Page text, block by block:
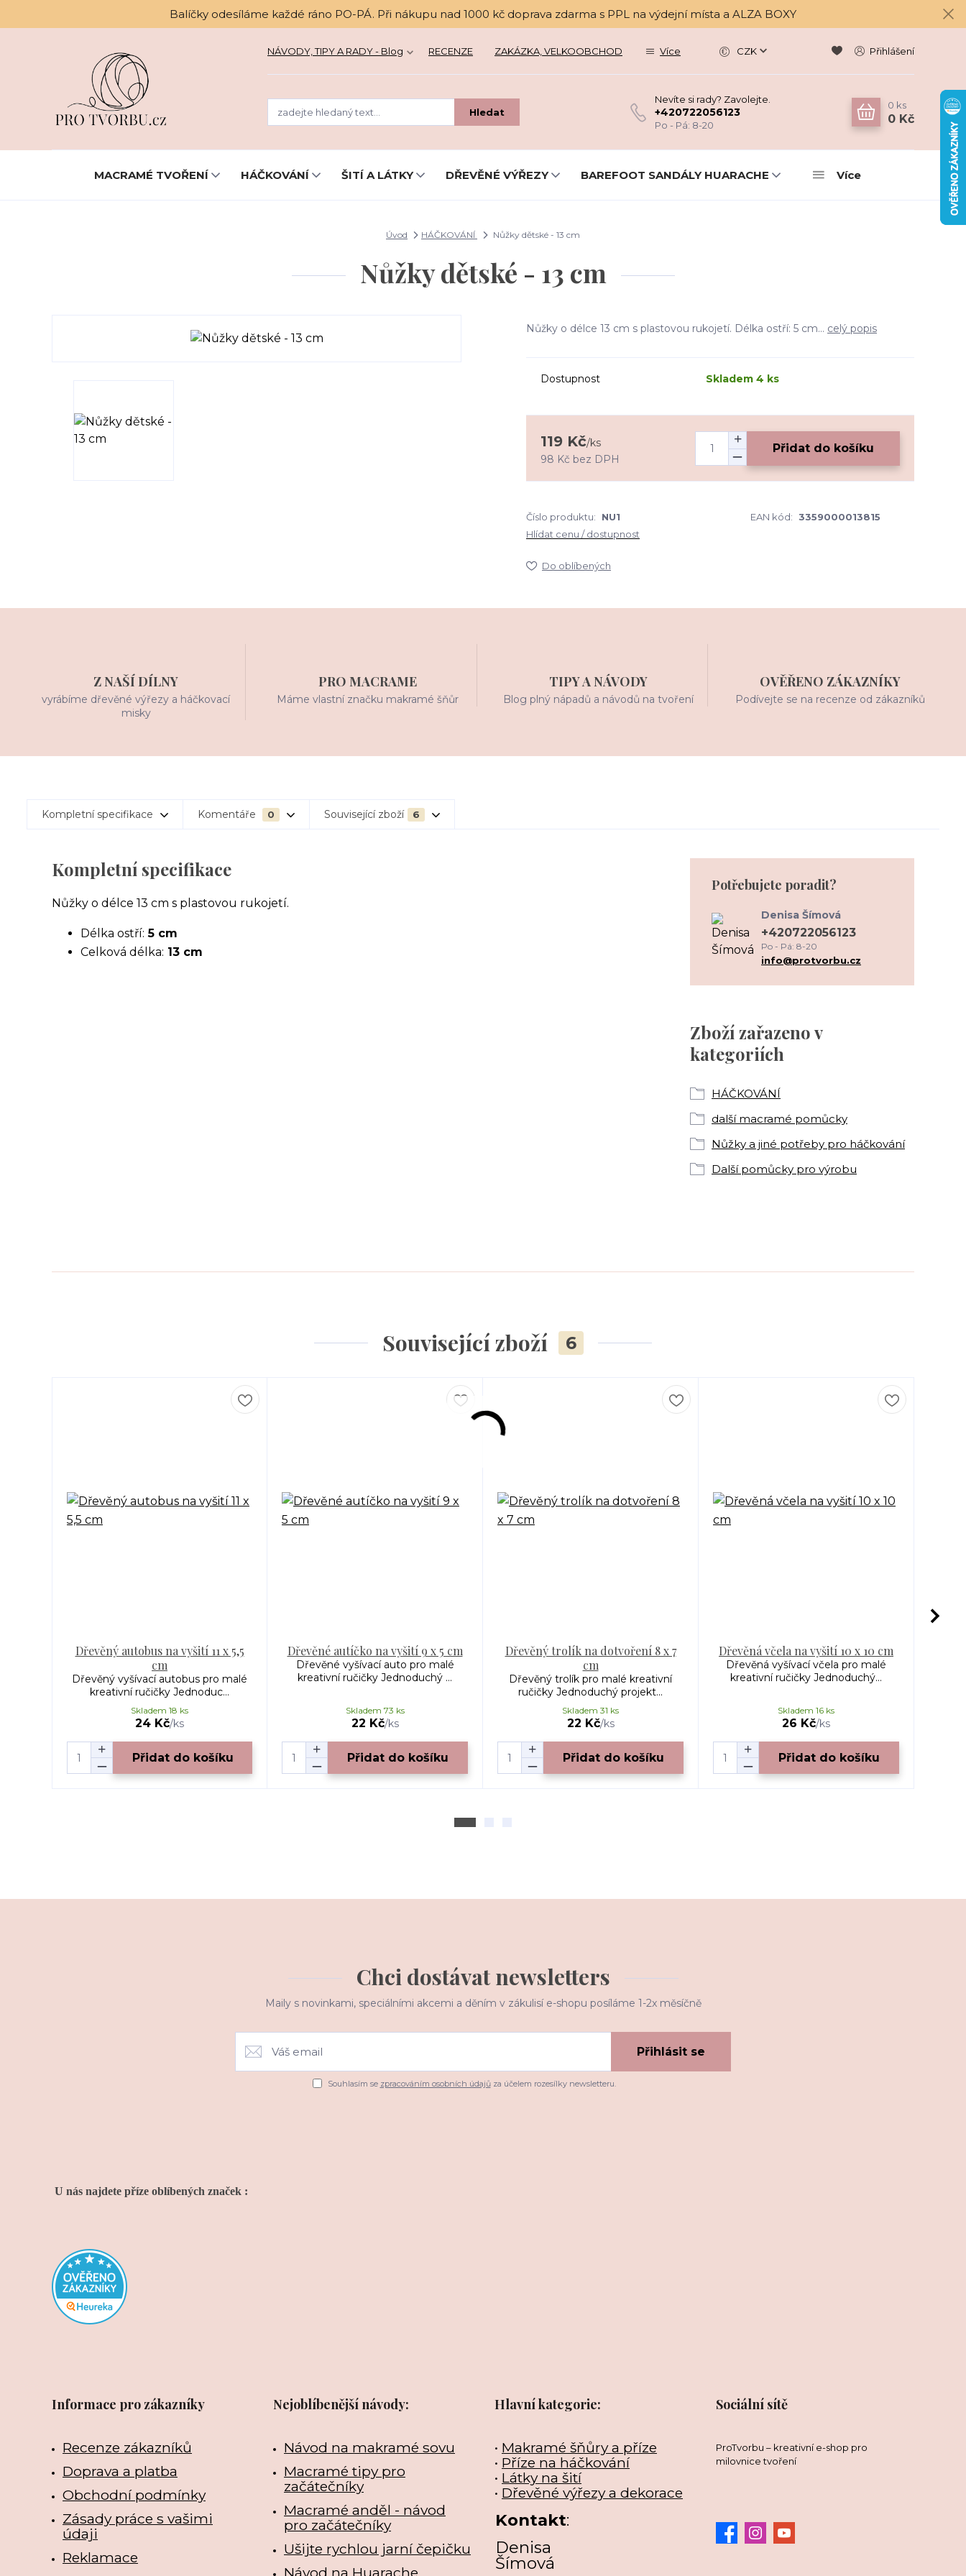
Balíčky odesíláme každé ráno PO-PÁ. Při nákupu nad 1000 kč doprava zdarma s PPL na výdejní místa a ALZA BOXY
NÁVODY, TIPY A RADY - Blog RECENZE ZAKÁZKA, VELKOOBCHOD Více CZK Přihlášení
Hledat
Nevíte si rady? Zavolejte.
+420722056123
Po - Pá: 8-20
0 ks
0 Kč
MACRAMÉ TVOŘENÍ HÁČKOVÁNÍ ŠITÍ A LÁTKY DŘEVĚNÉ VÝŘEZY BAREFOOT SANDÁLY HUARACHE Více
Úvod HÁČKOVÁNÍ Nůžky dětské - 13 cm
Nůžky dětské - 13 cm
Nůžky o délce 13 cm s plastovou rukojetí. Délka ostří: 5 cm... celý popis
Dostupnost Skladem 4 ks
119 Kč/ks
98 Kč bez DPH
Přidat do košíku
Číslo produktu: NU1 EAN kód: 3359000013815
Hlídat cenu / dostupnost
Do oblíbených
Z NAŠÍ DÍLNY
vyrábíme dřevěné výřezy a háčkovací
misky
PRO MACRAME
Máme vlastní značku makramé šňůr
TIPY A NÁVODY
Blog plný nápadů a návodů na tvoření
OVĚŘENO ZÁKAZNÍKY
Podívejte se na recenze od zákazníků
Kompletní specifikace Komentáře 0 Související zboží 6
Kompletní specifikace
Nůžky o délce 13 cm s plastovou rukojetí.
Délka ostří: 5 cm
Celková délka: 13 cm
Zboží zařazeno v
kategoriích
HÁČKOVÁNÍ
další macramé pomůcky
Nůžky a jiné potřeby pro háčkování
Další pomůcky pro výrobu
Potřebujete poradit?
Denisa Šímová
+420722056123
Po - Pá: 8-20
info@protvorbu.cz
Související zboží 6
Dřevěný autobus na vyšití 11 x 5,5
cm
Dřevěný vyšívací autobus pro malé
kreativní ručičky Jednoduc...
24 Kč/ks
Skladem 18 ks
Přidat do košíku
Dřevěné autíčko na vyšití 9 x 5 cm
Dřevěné vyšívací auto pro malé
kreativní ručičky Jednoduchý ...
22 Kč/ks
Skladem 73 ks
Přidat do košíku
Dřevěný trolík na dotvoření 8 x 7
cm
Dřevěný trolík pro malé kreativní
ručičky Jednoduchý projekt...
22 Kč/ks
Skladem 31 ks
Přidat do košíku
Dřevěná včela na vyšití 10 x 10 cm
Dřevěná vyšívací včela pro malé
kreativní ručičky Jednoduchý...
26 Kč/ks
Skladem 16 ks
Přidat do košíku
Chci dostávat newsletters
Maily s novinkami, speciálními akcemi a děním v zákulisí e-shopu posíláme 1-2x měsíčně
Přihlásit se
Souhlasím se zpracováním osobních údajůza účelem rozesílky newsletteru.
U nás najdete příze oblíbených značek :
Informace pro zákazníky
Recenze zákazníků
Doprava a platba
Obchodní podmínky
Zásady práce s vašimi
údaji
Reklamace
Nejoblíbenější návody:
Návod na makramé sovu
Macramé tipy pro
začátečníky
Macramé anděl - návod
pro začátečníky
Ušijte rychlou jarní čepičku
Návod na Huarache
Hlavní kategorie:
• Makramé šňůry a příze
• Příze na háčkování
• Látky na šití
• Dřevěné výřezy a dekorace
Kontakt:
Denisa
Šímová
Sociální sítě
ProTvorbu – kreativní e-shop pro
milovnice tvoření